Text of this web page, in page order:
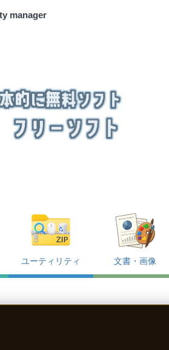
manager
ユーティリティ 文書・画像